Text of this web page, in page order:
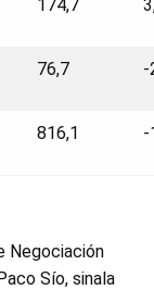
174,7
76,7 -
816,1 -
Negociación
Sío, sinala